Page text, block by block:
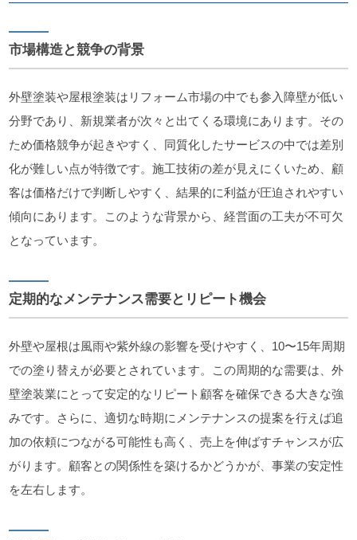
市場構造と競争の背景
外壁塗装や屋根塗装はリフォーム市場の中でも参入障壁が低い
分野であり、新規業者が次々と出てくる環境にあります。その
ため価格競争が起きやすく、同質化したサービスの中では差別
化が難しい点が特徴です。施工技術の差が見えにくいため、顧
客は価格だけで判断しやすく、結果的に利益が圧迫されやすい
傾向にあります。このような背景から、経営面の工夫が不可欠
となっています。
定期的なメンテナンス需要とリピート機会
外壁や屋根は風雨や紫外線の影響を受けやすく、10〜15年周期
での塗り替えが必要とされています。この周期的な需要は、外
壁塗装業にとって安定的なリピート顧客を確保できる大きな強
みです。さらに、適切な時期にメンテナンスの提案を行えば追
加の依頼につながる可能性も高く、売上を伸ばすチャンスが広
がります。顧客との関係性を築けるかどうかが、事業の安定性
を左右します。